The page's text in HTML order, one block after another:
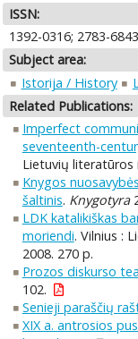
ISSN:
1392-0316; 2783-6843
Subject area:
Istorija / History
Related Publications:
Imperfect
seventeenth-
Lietuvių literatūros
Knygos
šaltinis. Knygotyra
LDK katalikiškas
moriendi. Vilnius :
2008. 270 p.
Prozos diskurso
102.
Senieji paraščių
XIX a. antrosios